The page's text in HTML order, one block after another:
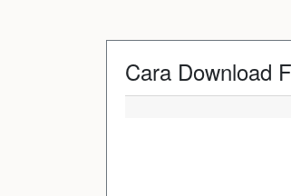
Cara Download